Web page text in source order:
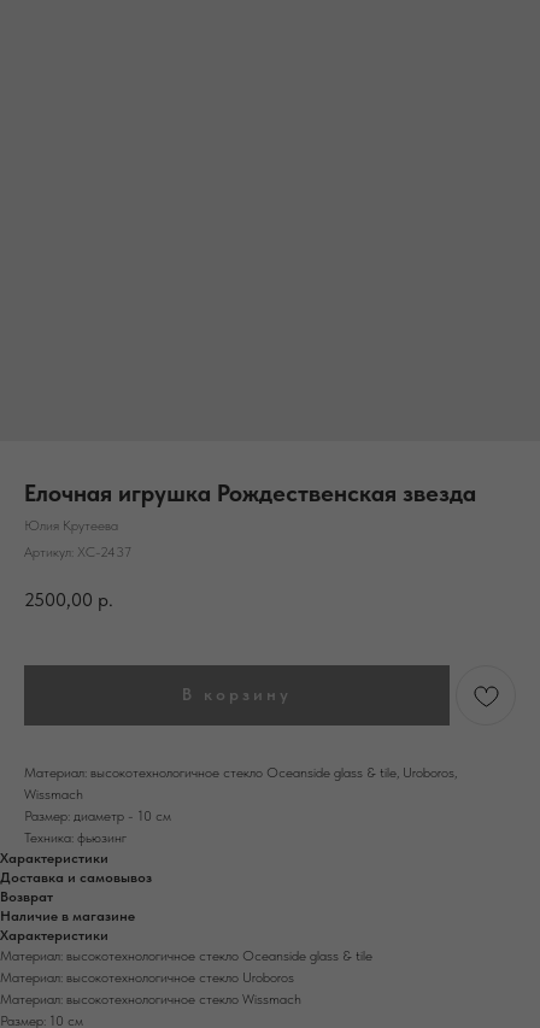
Елочная игрушка Рождественская звезда
Юлия Крутеева
Артикул: ХС-2437
2500,00 р.
В корзину
Материал: высокотехнологичное стекло Oceanside glass & tile, Uroboros,
Wissmach
Размер: диаметр - 10 см
Техника: фьюзинг
Характеристики
Доставка и самовывоз
Возврат
Наличие в магазине
Характеристики
Материал: высокотехнологичное стекло Oceanside glass & tile
Материал: высокотехнологичное стекло Uroboros
Материал: высокотехнологичное стекло Wissmach
Размер: 10 см